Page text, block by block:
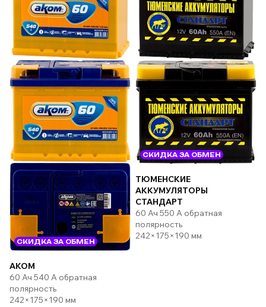
СКИДКА ЗА ОБМЕН
AKOM
60 Ач 540 А обратная
полярность
242×175×190 мм
СКИДКА ЗА ОБМЕН
ТЮМЕНСКИЕ
АККУМУЛЯТОРЫ
СТАНДАРТ
60 Ач 550 А обратная
полярность
242×175×190 мм